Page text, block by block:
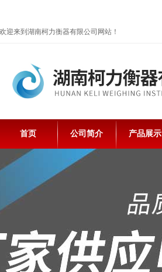
欢迎来到湖南柯力衡器有限公司网站！
首页 公司简介 产品展示